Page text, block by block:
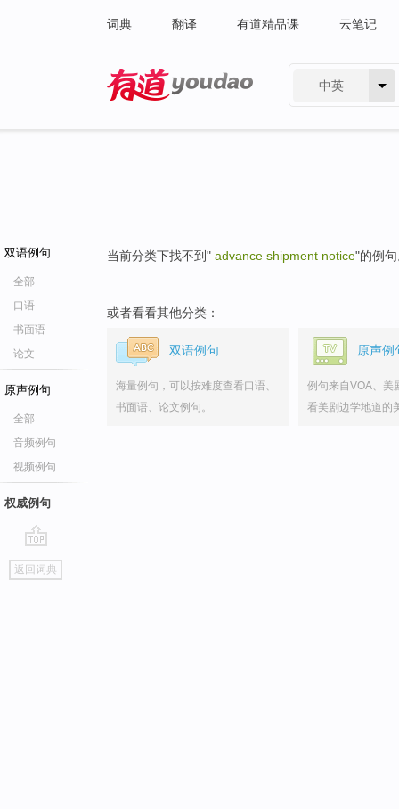
词典 翻译 有道精品课 云笔记
中英
双语例句
全部
口语
书面语
论文
原声例句
全部
音频例句
视频例句
权威例句
go
top
返回词典
当前分类下找不到" advance shipment notice"的例
或者看看其他分类：
双语例句
海量例句，可以按难度查看口语、
书面语、论文例句。
原声例
例句来自VOA、美
看美剧边学地道的